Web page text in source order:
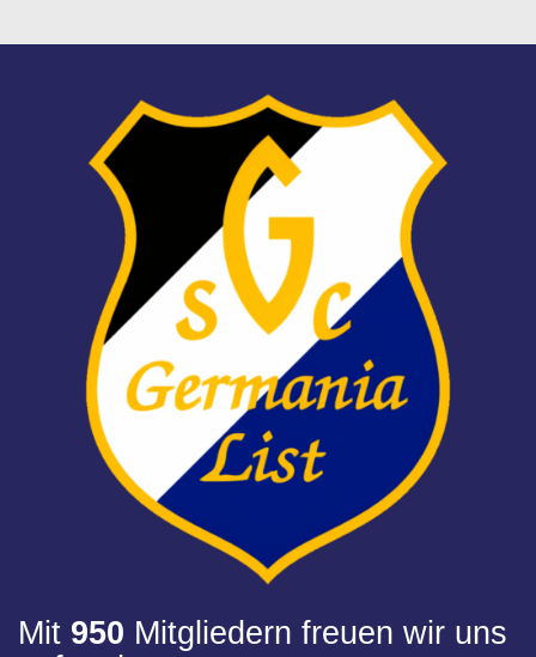
Mit 950 Mitgliedern freuen wir uns